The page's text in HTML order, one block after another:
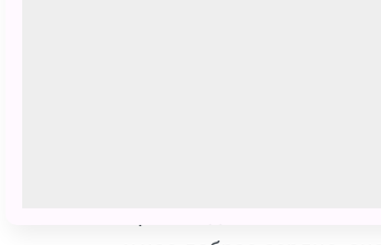
Эта удивительная
но не каждый может
злых, жадных,
богаче, для юной
происходит само –